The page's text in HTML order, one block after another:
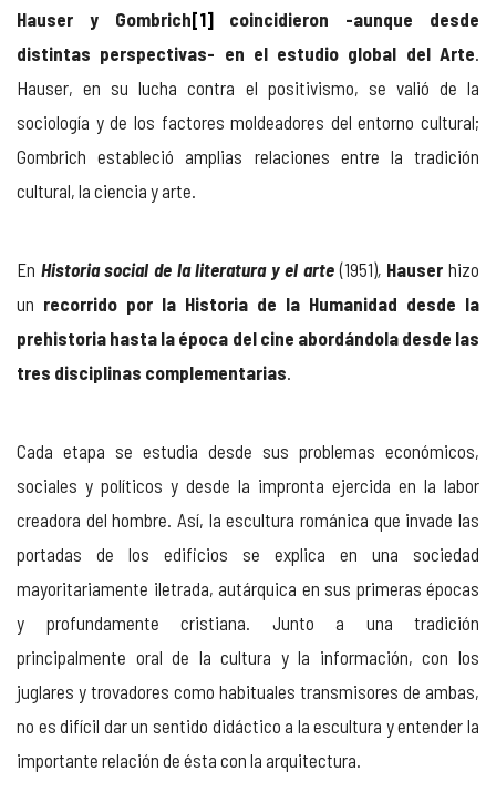
Hauser y Gombrich[1]coincidieron -aunque desde
distintas perspectivas- en el estudio global del Arte.
Hauser, en su lucha contra el positivismo, se valió de la
sociología y de los factores moldeadores del entorno cultural;
Gombrich estableció amplias relaciones entre la tradición
cultural, la ciencia y arte.
En Historia social de la literatura y el arte (1951), Hauser hizo
un recorrido por la Historia de la Humanidad desde la
prehistoria hasta la época del cine abordándola desde las
tres disciplinas complementarias.
Cada etapa se estudia desde sus problemas económicos,
sociales y políticos y desde la impronta ejercida en la labor
creadora del hombre. Así, la escultura románica que invade las
portadas de los edificios se explica en una sociedad
mayoritariamente iletrada, autárquica en sus primeras épocas
y profundamente cristiana. Junto a una tradición
principalmente oral de la cultura y la información, con los
juglares y trovadores como habituales transmisores de ambas,
no es difícil dar un sentido didáctico a la escultura y entender la
importante relación de ésta con la arquitectura.